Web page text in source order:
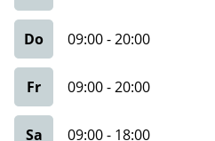
Do 09:00-20:00
Fr 09:00-20:00
Sa 09:00- 18:00